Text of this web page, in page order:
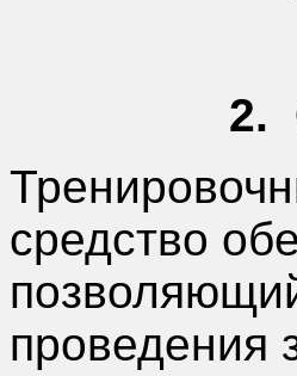
2.
средство
проведения